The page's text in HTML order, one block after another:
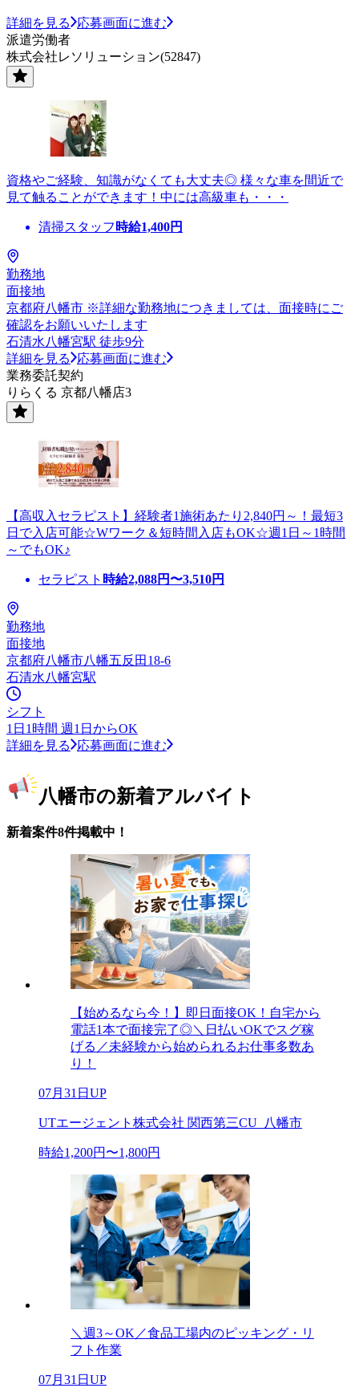
詳細を見る
応募画面に進む
派遣労働者
株式会社レソリューション(52847)
資格やご経験、知識がなくても大丈夫◎ 様々な車を間近で
見て触ることができます！中には高級車も・・・
清掃スタッフ 時給1,400円
勤務地
面接地
京都府八幡市 ※詳細な勤務地につきましては、面接時にご
確認をお願いいたします
石清水八幡宮駅 徒歩9分
詳細を見る
応募画面に進む
業務委託契約
りらくる 京都八幡店3
【高収入セラピスト】経験者1施術あたり2,840円～！最短3
日で入店可能☆Wワーク＆短時間入店もOK☆週1日～1時間
～でもOK♪
セラピスト 時給2,088円〜3,510円
勤務地
面接地
京都府八幡市八幡五反田18-6
石清水八幡宮駅
シフト
1日1時間 週1日からOK
詳細を見る
応募画面に進む
八幡市の新着アルバイト
新着案件8件掲載中！
【始めるなら今！】即日面接OK！自宅から
電話1本で面接完了◎＼日払いOKでスグ稼
げる／未経験から始められるお仕事多数あ
り！
07月31日UP
UTエージェント株式会社 関西第三CU_八幡市
時給1,200円〜1,800円
＼週3～OK／食品工場内のピッキング・リ
フト作業
07月31日UP